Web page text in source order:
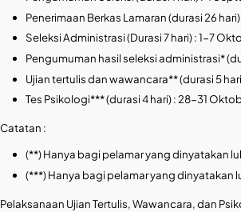
Penerimaan Berkas Lamaran (durasi 26
Seleksi Administrasi (Durasi 7 hari) : 1-7
Pengumuman hasil seleksi administrasi*
Ujian tertulis dan wawancara** (durasi 5
Tes Psikologi*** (durasi 4 hari) : 28-31
Catatan :
(**) Hanya bagi pelamar yang dinyatakan
(***) Hanya bagi pelamar yang dinyatakan
Pelaksanaan Ujian Tertulis, Wawancara, dan